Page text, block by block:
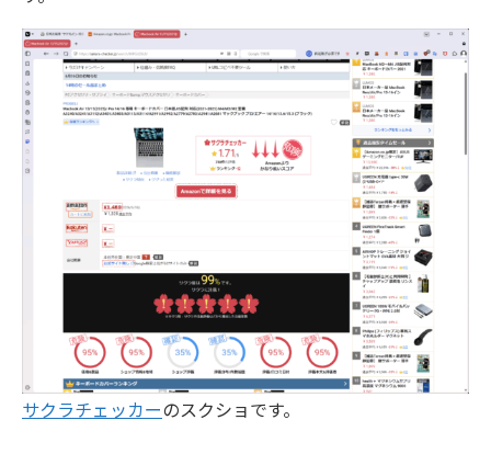
サクラチェッカーのスクショです。